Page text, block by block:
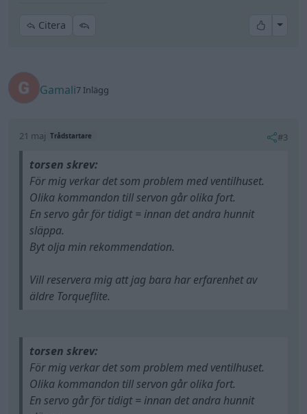
Citera All
Gamali7 Inlägg
21 maj Trådstartare #3
torsen skrev:
För mig verkar det som problem med ventilhuset.
Olika kommandon till servon går olika fort.
En servo går för tidigt = innan det andra hunnit
släppa.
Byt olja min rekommendation.
Vill reservera mig att jag bara har erfarenhet av
äldre Torqueflite.
torsen skrev:
För mig verkar det som problem med ventilhuset.
Olika kommandon till servon går olika fort.
En servo går för tidigt = innan det andra hunnit